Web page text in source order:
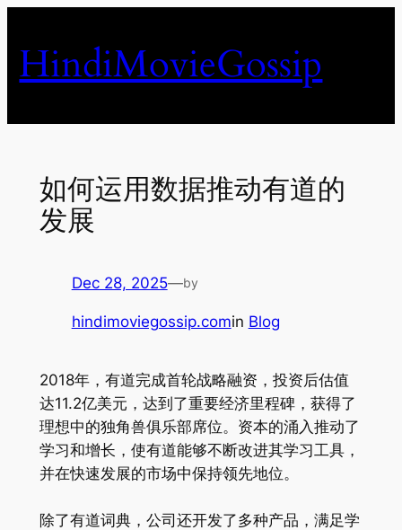
content
HindiMovieGossip
如何运用数据推动有道的
发展
Dec 28, 2025—by
hindimoviegossip.comin Blog
2018年，有道完成首轮战略融资，投资后估值
达11.2亿美元，达到了重要经济里程碑，获得了
理想中的独角兽俱乐部席位。资本的涌入推动了
学习和增长，使有道能够不断改进其学习工具，
并在快速发展的市场中保持领先地位。
除了有道词典，公司还开发了多种产品，满足学